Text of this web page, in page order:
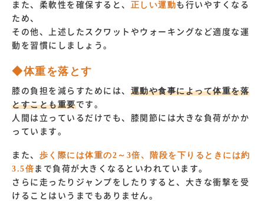
また、柔軟性を確保すると、 正しい運動も行いやすくなる
ため、
その他、上述したスクワットやウォーキングなど適度な運
動を習慣にしましょう。
◆体重を落とす
膝の負担を減らすためには、 運動や食事によって体重を落
とすことも重要です。
人間は立っているだけでも、膝関節には大きな負荷がかか
っています。
また、 歩く際には体重の2～3倍、
階段を下りるときには約
3.5倍まで負荷が大きくなるといわれています。
さらに走ったりジャンプをしたりすると、大きな衝撃を受
けることはいうまでもありません。